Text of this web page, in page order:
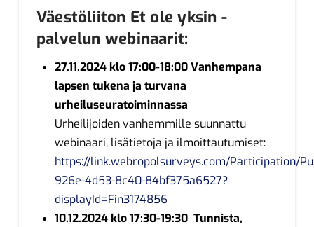
Väestöliiton Et ole yksin -
palvelun webinaarit:
27.11.2024 klo 17:00-18:00 Vanhempana
lapsen tukena ja turvana
urheiluseuratoiminnassa
Urheilijoiden vanhemmille suunnattu
webinaari, lisätietoja ja ilmoittautumiset:
https://link.webropolsurveys.com/Participation/
926e-4d53-8c40-84bf375a6527?
displayId=Fin3174856
10.12.2024 klo 17:30-19:30 Tunnista,